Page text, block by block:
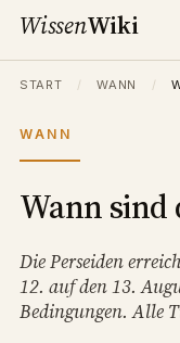
WissenWiki
START / WANN /
WANN
Wann sind
Die Perseiden
12. auf den 13.
Bedingungen. Alle